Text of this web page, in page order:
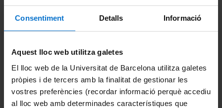
Consentiment Detalls Informació
Aquest lloc web utilitza galetes
El lloc web de la Universitat de Barcelona utilitza galetes
pròpies i de tercers amb la finalitat de gestionar les
vostres preferències (recordar informació perquè accediu
al lloc web amb determinades característiques que
Health Universitat de Barcelona Campus
Ofertes de feina